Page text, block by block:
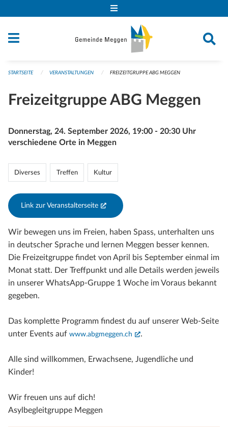
STARTSEITE VERANSTALTUNGEN FREIZEITGRUPPE ABG MEGGEN
Freizeitgruppe ABG Meggen
Donnerstag, 24. September 2026, 19:00 - 20:30 Uhr
verschiedene Orte in Meggen
Diverses Treffen Kultur
Link zur Veranstalterseite (External Link)
Wir bewegen uns im Freien, haben Spass, unterhalten uns
in deutscher Sprache und lernen Meggen besser kennen.
Die Freizeitgruppe findet von April bis September einmal im
Monat statt. Der Treffpunkt und alle Details werden jeweils
in unserer WhatsApp-Gruppe 1 Woche im Voraus bekannt
gegeben.
Das komplette Programm findest du auf unserer Web-Seite
unter Events auf www.abgmeggen.ch (External Link)
.
Alle sind willkommen, Erwachsene, Jugendliche und
Kinder!
Wir freuen uns auf dich!
Asylbegleitgruppe Meggen